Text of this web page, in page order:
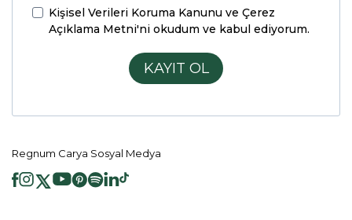
Kişisel Verileri Koruma Kanunu ve Çerez
Açıklama Metni'ni okudum ve kabul ediyorum.
KAYIT OL
Regnum Carya Sosyal Medya